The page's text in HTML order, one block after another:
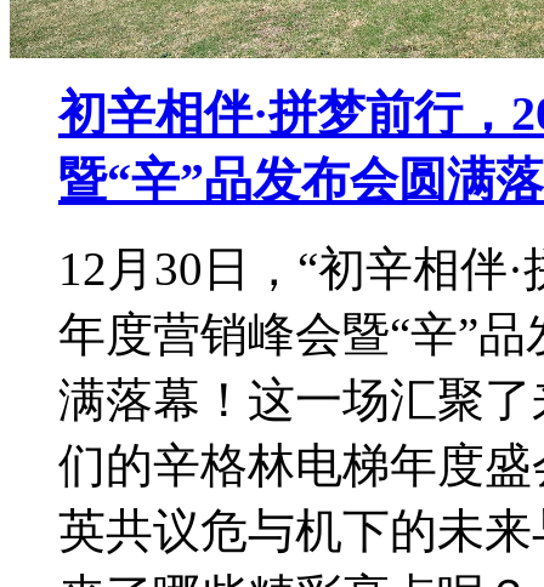
初辛相伴·拼梦前行，
暨“辛”品发布会圆满
12月30日，“初辛相
年度营销峰会暨“辛”
满落幕！这一场汇聚
们的辛格林电梯年度
英共议危与机下的未